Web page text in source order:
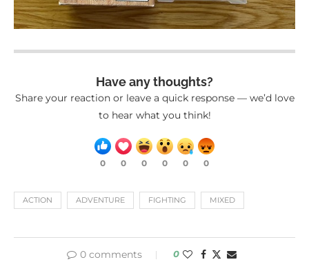
Have any thoughts?
Share your reaction or leave a quick response — we’d love
to hear what you think!
0 0 0 0 0 0
ACTION ADVENTURE FIGHTING MIXED
0 comments 0